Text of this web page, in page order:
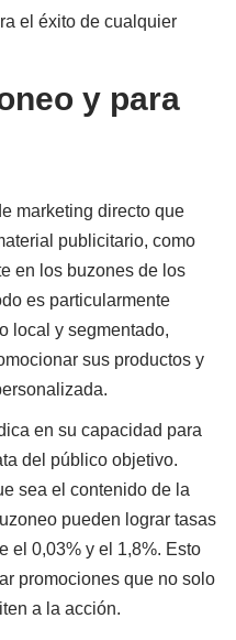
el éxito de cualquier
y para
marketing directo que
publicitario, como
en los buzones de los
es particularmente
local y segmentado,
sus productos y
en su capacidad para
del público objetivo.
sea el contenido de la
pueden lograr tasas
el 0,03% y el 1,8%. Esto
promociones que no solo
a la acción.